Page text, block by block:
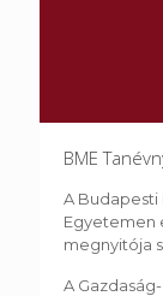
BME
A Budapesti
Egyetemen
megnyitója
A